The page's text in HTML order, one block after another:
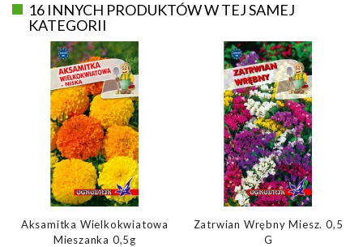
16 INNYCH PRODUKTÓW W TEJ SAMEJ
KATEGORII
Aksamitka Wielkokwiatowa
Mieszanka 0,5g
Zatrwian Wrębny Miesz. 0,5
G